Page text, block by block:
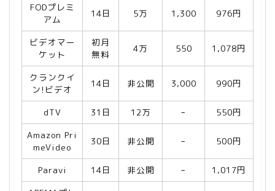
FODプレミ
アム
14日 5万 1,300 976円
ビデオマー
ケット
初月
無料
4万 550 1,078円
クランクイ
ン!ビデオ
14日 非公開 3,000 990円
dTV 31日 12万 ｰ
550円
Amazon Pri
meVideo
30日 非公開 ｰ 500円
Paravi 14日 非公開 ｰ
1,017円